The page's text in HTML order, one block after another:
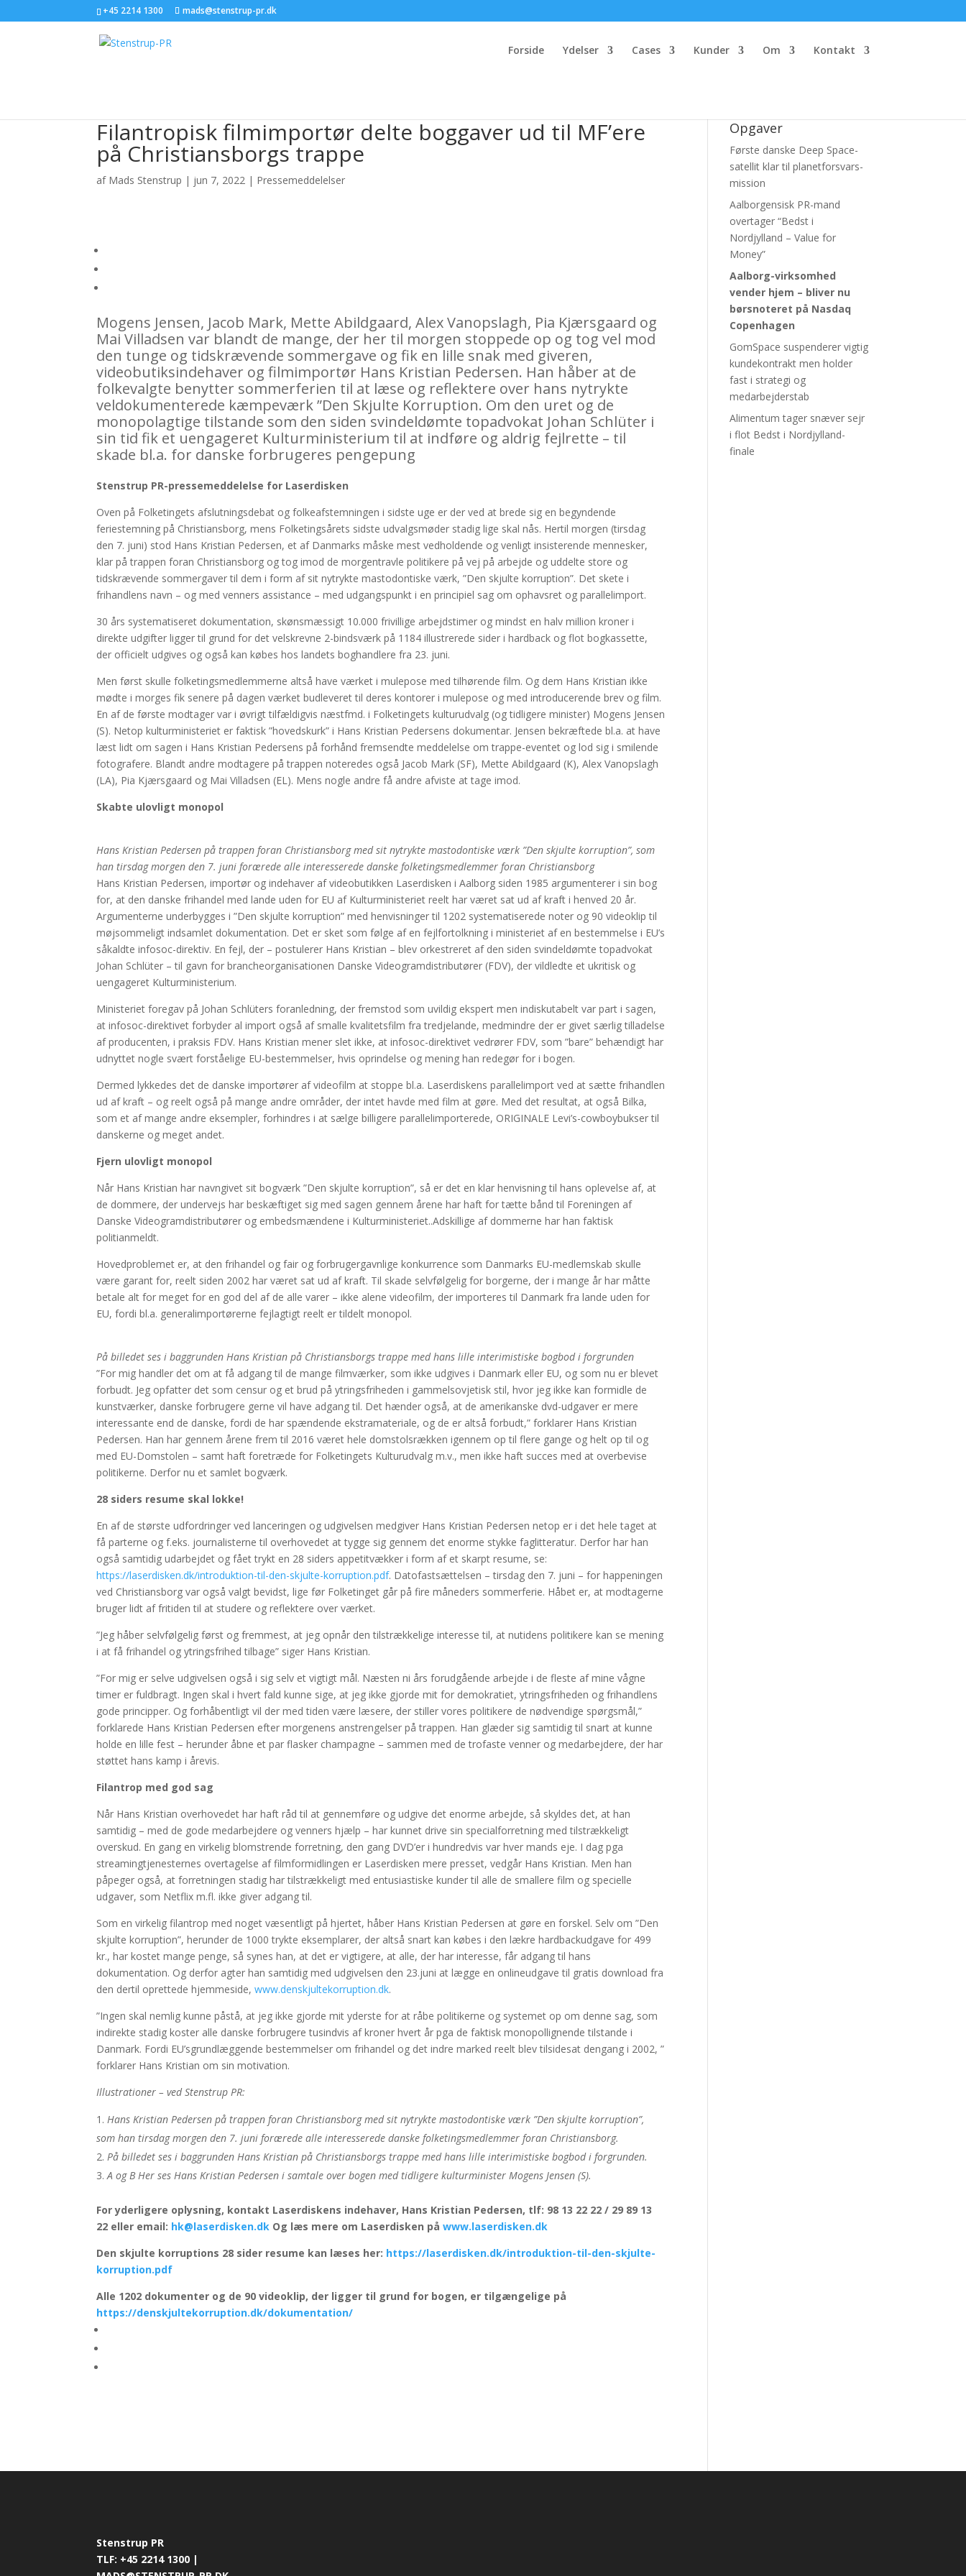
+45 2214 1300 mads@stenstrup-pr.dk
Forside Ydelser Cases Kunder Om Kontakt
Filantropisk filmimportør delte boggaver ud til MF’ere
på Christiansborgs trappe
af Mads Stenstrup | jun 7, 2022 | Pressemeddelelser
Mogens Jensen, Jacob Mark, Mette Abildgaard, Alex Vanopslagh, Pia Kjærsgaard og
Mai Villadsen var blandt de mange, der her til morgen stoppede op og tog vel mod
den tunge og tidskrævende sommergave og fik en lille snak med giveren,
videobutiksindehaver og filmimportør Hans Kristian Pedersen. Han håber at de
folkevalgte benytter sommerferien til at læse og reflektere over hans nytrykte
veldokumenterede kæmpeværk ”Den Skjulte Korruption. Om den uret og de
monopolagtige tilstande som den siden svindeldømte topadvokat Johan Schlüter i
sin tid fik et uengageret Kulturministerium til at indføre og aldrig fejlrette – til
skade bl.a. for danske forbrugeres pengepung
Stenstrup PR-pressemeddelelse for Laserdisken
Oven på Folketingets afslutningsdebat og folkeafstemningen i sidste uge er der ved at brede sig en begyndende
feriestemning på Christiansborg, mens Folketingsårets sidste udvalgsmøder stadig lige skal nås. Hertil morgen (tirsdag
den 7. juni) stod Hans Kristian Pedersen, et af Danmarks måske mest vedholdende og venligt insisterende mennesker,
klar på trappen foran Christiansborg og tog imod de morgentravle politikere på vej på arbejde og uddelte store og
tidskrævende sommergaver til dem i form af sit nytrykte mastodontiske værk, ”Den skjulte korruption”. Det skete i
frihandlens navn – og med venners assistance – med udgangspunkt i en principiel sag om ophavsret og parallelimport.
30 års systematiseret dokumentation, skønsmæssigt 10.000 frivillige arbejdstimer og mindst en halv million kroner i
direkte udgifter ligger til grund for det velskrevne 2-bindsværk på 1184 illustrerede sider i hardback og flot bogkassette,
der officielt udgives og også kan købes hos landets boghandlere fra 23. juni.
Men først skulle folketingsmedlemmerne altså have værket i mulepose med tilhørende film. Og dem Hans Kristian ikke
mødte i morges fik senere på dagen værket budleveret til deres kontorer i mulepose og med introducerende brev og film.
En af de første modtager var i øvrigt tilfældigvis næstfmd. i Folketingets kulturudvalg (og tidligere minister) Mogens Jensen
(S). Netop kulturministeriet er faktisk ”hovedskurk” i Hans Kristian Pedersens dokumentar. Jensen bekræftede bl.a. at have
læst lidt om sagen i Hans Kristian Pedersens på forhånd fremsendte meddelelse om trappe-eventet og lod sig i smilende
fotografere. Blandt andre modtagere på trappen noteredes også Jacob Mark (SF), Mette Abildgaard (K), Alex Vanopslagh
(LA), Pia Kjærsgaard og Mai Villadsen (EL). Mens nogle andre få andre afviste at tage imod.
Skabte ulovligt monopol
Hans Kristian Pedersen på trappen foran Christiansborg med sit nytrykte mastodontiske værk ”Den skjulte korruption”, som
han tirsdag morgen den 7. juni forærede alle interesserede danske folketingsmedlemmer foran Christiansborg
Hans Kristian Pedersen, importør og indehaver af videobutikken Laserdisken i Aalborg siden 1985 argumenterer i sin bog
for, at den danske frihandel med lande uden for EU af Kulturministeriet reelt har været sat ud af kraft i henved 20 år.
Argumenterne underbygges i ”Den skjulte korruption” med henvisninger til 1202 systematiserede noter og 90 videoklip til
møjsommeligt indsamlet dokumentation. Det er sket som følge af en fejlfortolkning i ministeriet af en bestemmelse i EU’s
såkaldte infosoc-direktiv. En fejl, der – postulerer Hans Kristian – blev orkestreret af den siden svindeldømte topadvokat
Johan Schlüter – til gavn for brancheorganisationen Danske Videogramdistributører (FDV), der vildledte et ukritisk og
uengageret Kulturministerium.
Ministeriet foregav på Johan Schlüters foranledning, der fremstod som uvildig ekspert men indiskutabelt var part i sagen,
at infosoc-direktivet forbyder al import også af smalle kvalitetsfilm fra tredjelande, medmindre der er givet særlig tilladelse
af producenten, i praksis FDV. Hans Kristian mener slet ikke, at infosoc-direktivet vedrører FDV, som ”bare” behændigt har
udnyttet nogle svært forståelige EU-bestemmelser, hvis oprindelse og mening han redegør for i bogen.
Dermed lykkedes det de danske importører af videofilm at stoppe bl.a. Laserdiskens parallelimport ved at sætte frihandlen
ud af kraft – og reelt også på mange andre områder, der intet havde med film at gøre. Med det resultat, at også Bilka,
som et af mange andre eksempler, forhindres i at sælge billigere parallelimporterede, ORIGINALE Levi’s-cowboybukser til
danskerne og meget andet.
Fjern ulovligt monopol
Når Hans Kristian har navngivet sit bogværk ”Den skjulte korruption”, så er det en klar henvisning til hans oplevelse af, at
de dommere, der undervejs har beskæftiget sig med sagen gennem årene har haft for tætte bånd til Foreningen af
Danske Videogramdistributører og embedsmændene i Kulturministeriet..Adskillige af dommerne har han faktisk
politianmeldt.
Hovedproblemet er, at den frihandel og fair og forbrugergavnlige konkurrence som Danmarks EU-medlemskab skulle
være garant for, reelt siden 2002 har været sat ud af kraft. Til skade selvfølgelig for borgerne, der i mange år har måtte
betale alt for meget for en god del af de alle varer – ikke alene videofilm, der importeres til Danmark fra lande uden for
EU, fordi bl.a. generalimportørerne fejlagtigt reelt er tildelt monopol.
På billedet ses i baggrunden Hans Kristian på Christiansborgs trappe med hans lille interimistiske bogbod i forgrunden
”For mig handler det om at få adgang til de mange filmværker, som ikke udgives i Danmark eller EU, og som nu er blevet
forbudt. Jeg opfatter det som censur og et brud på ytringsfriheden i gammelsovjetisk stil, hvor jeg ikke kan formidle de
kunstværker, danske forbrugere gerne vil have adgang til. Det hænder også, at de amerikanske dvd-udgaver er mere
interessante end de danske, fordi de har spændende ekstramateriale, og de er altså forbudt,” forklarer Hans Kristian
Pedersen. Han har gennem årene frem til 2016 været hele domstolsrækken igennem op til flere gange og helt op til og
med EU-Domstolen – samt haft foretræde for Folketingets Kulturudvalg m.v., men ikke haft succes med at overbevise
politikerne. Derfor nu et samlet bogværk.
28 siders resume skal lokke!
En af de største udfordringer ved lanceringen og udgivelsen medgiver Hans Kristian Pedersen netop er i det hele taget at
få parterne og f.eks. journalisterne til overhovedet at tygge sig gennem det enorme stykke faglitteratur. Derfor har han
også samtidig udarbejdet og fået trykt en 28 siders appetitvækker i form af et skarpt resume, se:
https://laserdisken.dk/introduktion-til-den-skjulte-korruption.pdf. Datofastsættelsen – tirsdag den 7. juni – for happeningen
ved Christiansborg var også valgt bevidst, lige før Folketinget går på fire måneders sommerferie. Håbet er, at modtagerne
bruger lidt af fritiden til at studere og reflektere over værket.
”Jeg håber selvfølgelig først og fremmest, at jeg opnår den tilstrækkelige interesse til, at nutidens politikere kan se mening
i at få frihandel og ytringsfrihed tilbage” siger Hans Kristian.
”For mig er selve udgivelsen også i sig selv et vigtigt mål. Næsten ni års forudgående arbejde i de fleste af mine vågne
timer er fuldbragt. Ingen skal i hvert fald kunne sige, at jeg ikke gjorde mit for demokratiet, ytringsfriheden og frihandlens
gode principper. Og forhåbentligt vil der med tiden være læsere, der stiller vores politikere de nødvendige spørgsmål,”
forklarede Hans Kristian Pedersen efter morgenens anstrengelser på trappen. Han glæder sig samtidig til snart at kunne
holde en lille fest – herunder åbne et par flasker champagne – sammen med de trofaste venner og medarbejdere, der har
støttet hans kamp i årevis.
Filantrop med god sag
Når Hans Kristian overhovedet har haft råd til at gennemføre og udgive det enorme arbejde, så skyldes det, at han
samtidig – med de gode medarbejdere og venners hjælp – har kunnet drive sin specialforretning med tilstrækkeligt
overskud. En gang en virkelig blomstrende forretning, den gang DVD’er i hundredvis var hver mands eje. I dag pga
streamingtjenesternes overtagelse af filmformidlingen er Laserdisken mere presset, vedgår Hans Kristian. Men han
påpeger også, at forretningen stadig har tilstrækkeligt med entusiastiske kunder til alle de smallere film og specielle
udgaver, som Netflix m.fl. ikke giver adgang til.
Som en virkelig filantrop med noget væsentligt på hjertet, håber Hans Kristian Pedersen at gøre en forskel. Selv om ”Den
skjulte korruption”, herunder de 1000 trykte eksemplarer, der altså snart kan købes i den lækre hardbackudgave for 499
kr., har kostet mange penge, så synes han, at det er vigtigere, at alle, der har interesse, får adgang til hans
dokumentation. Og derfor agter han samtidig med udgivelsen den 23.juni at lægge en onlineudgave til gratis download fra
den dertil oprettede hjemmeside,www.denskjultekorruption.dk.
”Ingen skal nemlig kunne påstå, at jeg ikke gjorde mit yderste for at råbe politikerne og systemet op om denne sag, som
indirekte stadig koster alle danske forbrugere tusindvis af kroner hvert år pga de faktisk monopollignende tilstande i
Danmark. Fordi EU’sgrundlæggende bestemmelser om frihandel og det indre marked reelt blev tilsidesat dengang i 2002, ”
forklarer Hans Kristian om sin motivation.
Illustrationer – ved Stenstrup PR:
Hans Kristian Pedersen på trappen foran Christiansborg med sit nytrykte mastodontiske værk ”Den skjulte korruption”,
som han tirsdag morgen den 7. juni forærede alle interesserede danske folketingsmedlemmer foran Christiansborg.
På billedet ses i baggrunden Hans Kristian på Christiansborgs trappe med hans lille interimistiske bogbod i forgrunden.
A og B Her ses Hans Kristian Pedersen i samtale over bogen med tidligere kulturminister Mogens Jensen (S).
For yderligere oplysning, kontakt Laserdiskens indehaver, Hans Kristian Pedersen, tlf: 98 13 22 22 / 29 89 13
22 eller email: hk@laserdisken.dk Og læs mere om Laserdisken påwww.laserdisken.dk
Den skjulte korruptions 28 sider resume kan læses her: https://laserdisken.dk/introduktion-til-den-skjulte-
korruption.pdf
Alle 1202 dokumenter og de 90 videoklip, der ligger til grund for bogen, er tilgængelige på
https://denskjultekorruption.dk/dokumentation/
Opgaver
Første danske Deep Space-
satellit klar til planetforsvars-
mission
Aalborgensisk PR-mand
overtager “Bedst i
Nordjylland – Value for
Money”
Aalborg-virksomhed
vender hjem – bliver nu
børsnoteret på Nasdaq
Copenhagen
GomSpace suspenderer vigtig
kundekontrakt men holder
fast i strategi og
medarbejderstab
Alimentum tager snæver sejr
i flot Bedst i Nordjylland-
finale
Stenstrup PR
TLF: +45 2214 1300 |